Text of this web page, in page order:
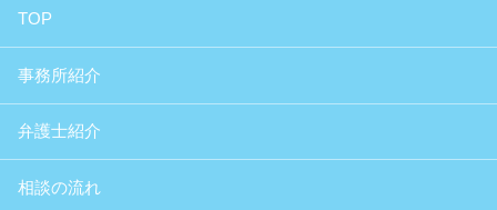
TOP
事務所紹介
弁護士紹介
相談の流れ